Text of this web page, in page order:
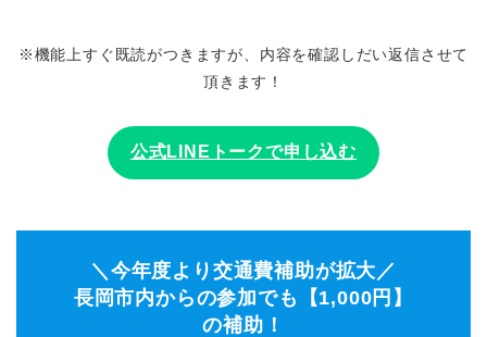
※機能上すぐ既読がつきますが、内容を確認しだい返信させて
頂きます！
公式LINEトークで申し込む
＼今年度より交通費補助が拡大／
長岡市内からの参加でも【1,000円】
の補助！